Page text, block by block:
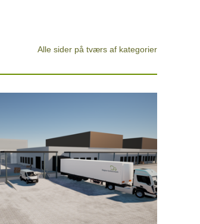
Alle sider på tværs af kategorier